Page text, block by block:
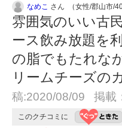
なめこ さん （女性/郡山市/40
雰囲気のいい古
ース飲み放題を
の脂でもたれな
リームチーズの
稿:2020/08/09 掲載
このクチコミに